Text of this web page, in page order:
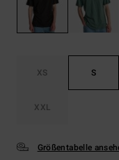
XS S
XXL
Größentabelle